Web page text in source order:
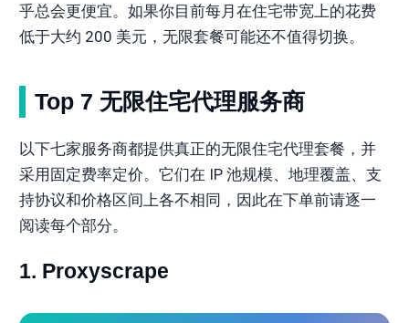
乎总会更便宜。如果你目前每月在住宅带宽上的花费
低于大约 200 美元，无限套餐可能还不值得切换。
Top 7 无限住宅代理服务商
以下七家服务商都提供真正的无限住宅代理套餐，并
采用固定费率定价。它们在 IP 池规模、地理覆盖、支
持协议和价格区间上各不相同，因此在下单前请逐一
阅读每个部分。
1. Proxyscrape